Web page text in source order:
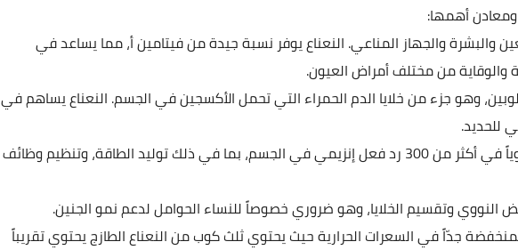
أهمها:
والبشرة والجهاز المناعي. النعناع يوفر نسبة جيدة من فيتامين أ، مما يساعد في
والوقاية من مختلف أمراض العيون.
وهو جزء من خلايا الدم الحمراء التي تحمل الأكسجين في الجسم. النعناع يساهم في
للحديد.
يلعب دوراً حيوياً في أكثر من 300 رد فعل إنزيمي في الجسم، بما في ذلك توليد الطاقة، وتنظيم وظائف
وتقسيم الخلايا، وهو ضروري خصوصاً للنساء الحوامل لدعم نمو الجنين.
جدّاً في السعرات الحرارية حيث يحتوي ثلث كوب من النعناع الطازج يحتوي تقريباً